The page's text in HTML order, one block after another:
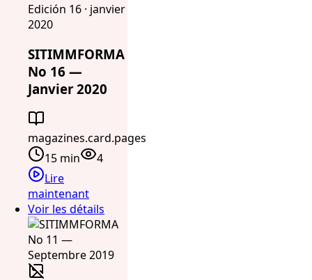
Edición 16 · janvier
2020
SITIMMFORMA
No 16 —
Janvier 2020
magazines.card.pages
15 min
4
Lire
maintenant
Voir les détails